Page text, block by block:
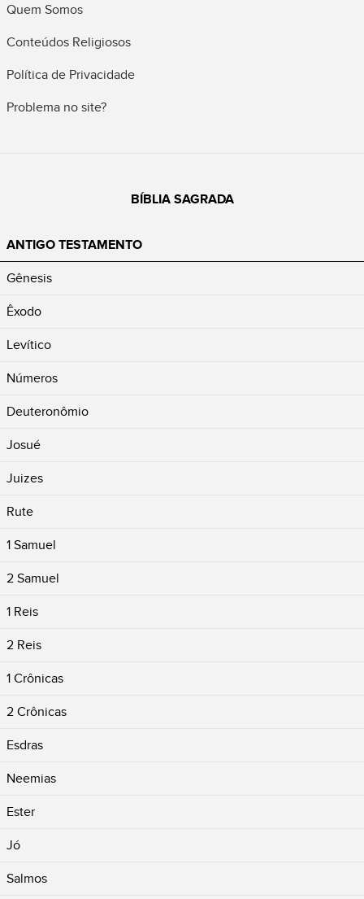
Quem Somos
Conteúdos Religiosos
Política de Privacidade
Problema no site?
BÍBLIA SAGRADA
ANTIGO TESTAMENTO
Gênesis
Êxodo
Levítico
Números
Deuteronômio
Josué
Juizes
Rute
1 Samuel
2 Samuel
1 Reis
2 Reis
1 Crônicas
2 Crônicas
Esdras
Neemias
Ester
Jó
Salmos